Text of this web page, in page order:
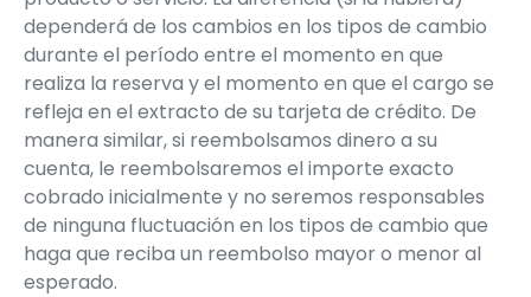
dependerá de los cambios en los tipos de cambio
durante el período entre el momento en que
realiza la reserva y el momento en que el cargo se
refleja en el extracto de su tarjeta de crédito. De
manera similar, si reembolsamos dinero a su
cuenta, le reembolsaremos el importe exacto
cobrado inicialmente y no seremos responsables
de ninguna fluctuación en los tipos de cambio que
haga que reciba un reembolso mayor o menor al
esperado.